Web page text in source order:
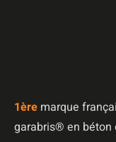
1ère marque
garabris®️ en béton